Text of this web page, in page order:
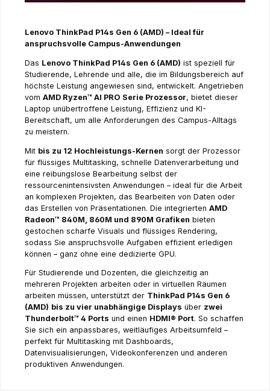
Lenovo ThinkPad P14s Gen 6 (AMD) – Ideal für
anspruchsvolle Campus-Anwendungen
Das Lenovo ThinkPad P14s Gen 6 (AMD) ist speziell für
Studierende, Lehrende und alle, die im Bildungsbereich auf
höchste Leistung angewiesen sind, entwickelt. Angetrieben
vom AMD Ryzen™ AI PRO Serie Prozessor, bietet dieser
Laptop unübertroffene Leistung, Effizienz und KI-
Bereitschaft, um alle Anforderungen des Campus-Alltags
zu meistern.
Mit bis zu 12 Hochleistungs-Kernen sorgt der Prozessor
für flüssiges Multitasking, schnelle Datenverarbeitung und
eine reibungslose Bearbeitung selbst der
ressourcenintensivsten Anwendungen – ideal für die Arbeit
an komplexen Projekten, das Bearbeiten von Daten oder
das Erstellen von Präsentationen. Die integrierten AMD
Radeon™ 840M, 860M und 890M Grafiken bieten
gestochen scharfe Visuals und flüssiges Rendering,
sodass Sie anspruchsvolle Aufgaben effizient erledigen
können – ganz ohne eine dedizierte GPU.
Für Studierende und Dozenten, die gleichzeitig an
mehreren Projekten arbeiten oder in virtuellen Räumen
arbeiten müssen, unterstützt der ThinkPad P14s Gen 6
(AMD) bis zu vier unabhängige Displays über zwei
Thunderbolt™ 4 Ports und einen HDMI® Port. So schaffen
Sie sich ein anpassbares, weitläufiges Arbeitsumfeld –
perfekt für Multitasking mit Dashboards,
Datenvisualisierungen, Videokonferenzen und anderen
produktiven Anwendungen.